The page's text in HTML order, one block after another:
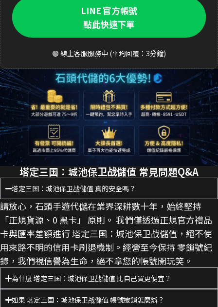
LINE 官方帳號
點此快速下單
🟢 線上客服服務中 (平均回覆：3分鐘)
塔定三国：城池保卫战儲值 常見問題Q&A
塔定三国：城池保卫战儲值 真的安全嗎？
請放心，石頭手遊代儲在業界深耕數十年，始終堅持
「正規貨源、0 黑卡」 原則。 我們僅透過正規官方禮品
卡與匯率差額進行 塔定三国：城池保卫战儲值，絕不使
用來路不明的信用卡刷退機制。經營至今保持 零鎖號紀
錄，我們視信譽為生命，絕不拿您的帳號開玩笑。
為什麼 塔定三国：城池保卫战儲值 比自己買更便宜？
如果 塔定三国：城池保卫战儲值 帳號被鎖怎麼辦？